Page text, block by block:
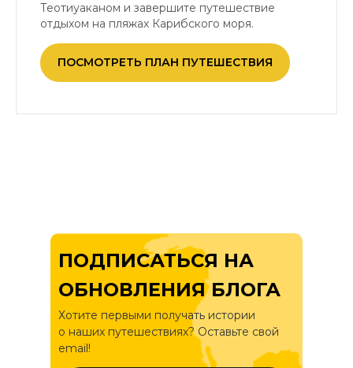
Теотиуаканом и завершите путешествие
отдыхом на пляжах Карибского моря.
ПОСМОТРЕТЬ ПЛАН ПУТЕШЕСТВИЯ
ПОДПИСАТЬСЯ НА
ОБНОВЛЕНИЯ БЛОГА
Хотите первыми получать истории
о наших путешествиях? Оставьте свой
email!